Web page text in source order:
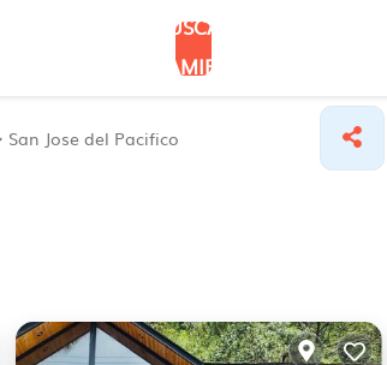
BUSCAR
ALOJAMIENTOS
San Jose del Pacifico